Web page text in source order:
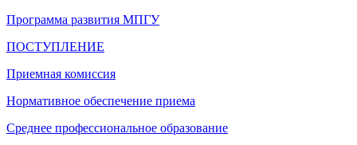
Программа развития МПГУ
ПОСТУПЛЕНИЕ
Приемная комиссия
Нормативное обеспечение приема
Среднее профессиональное образование